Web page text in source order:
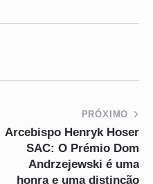
PRÓXIMO
Arcebispo Henryk Hoser
SAC: O Prémio Dom
Andrzejewski é uma
honra e uma distinção